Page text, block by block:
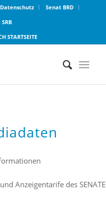
Datenschutz
Senat BRD
STARTSEITE
Anzeigentarife des